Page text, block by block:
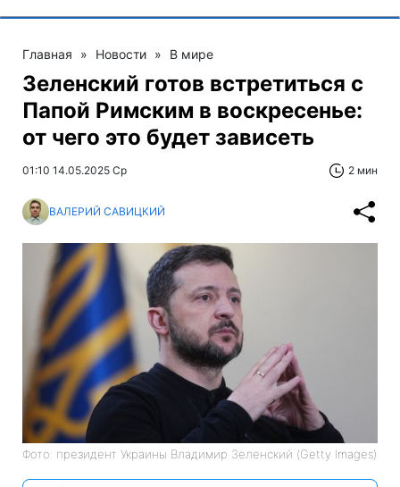
Главная » Новости » В мире
Зеленский готов встретиться с
Папой Римским в воскресенье:
от чего это будет зависеть
01:10 14.05.2025 Ср 2 мин
ВАЛЕРИЙ САВИЦКИЙ
Фото: президент Украины Владимир Зеленский (Getty Images)